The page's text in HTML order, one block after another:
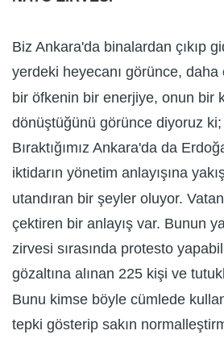
Biz Ankara'da binalardan çıkıp
yerdeki heyecanı görünce,
bir öfkenin bir enerjiye, onun bir
dönüştüğünü görünce diyoruz
Bıraktığımız Ankara'da da
iktidarın yönetim anlayışına
utandıran bir şeyler oluyor.
çektiren bir anlayış var. Bunun
zirvesi sırasında protesto
gözaltına alınan 225 kişi ve
Bunu kimse böyle cümlede
tepki gösterip sakın